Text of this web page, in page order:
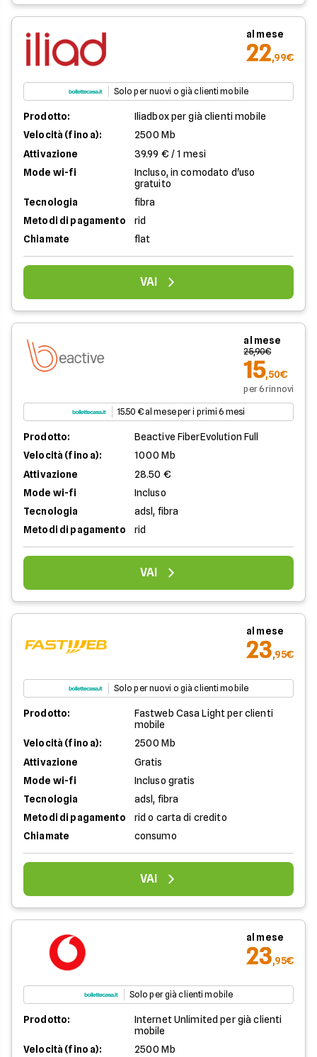
al mese
22,99€
Solo per nuovi o già clienti mobile
Prodotto:
Iliadbox per già clienti mobile
Velocità (fino a):
2500 Mb
Attivazione
39.99 € / 1 mesi
Mode wi-fi
Incluso, in comodato d'uso
gratuito
Tecnologia
fibra
Metodi di pagamento
rid
Chiamate
flat
VAI
al mese
25,90€
15,50€
per 6 rinnovi
15.50 € al mese per i primi 6 mesi
Prodotto:
Beactive FiberEvolution Full
Velocità (fino a):
1000 Mb
Attivazione
28.50 €
Mode wi-fi
Incluso
Tecnologia
adsl, fibra
Metodi di pagamento
rid
VAI
al mese
23,95€
Solo per nuovi o già clienti mobile
Prodotto:
Fastweb Casa Light per clienti
mobile
Velocità (fino a):
2500 Mb
Attivazione
Gratis
Mode wi-fi
Incluso gratis
Tecnologia
adsl, fibra
Metodi di pagamento
rid o carta di credito
Chiamate
consumo
VAI
al mese
23,95€
Solo per già clienti mobile
Prodotto:
Internet Unlimited per già clienti
mobile
Velocità (fino a):
2500 Mb